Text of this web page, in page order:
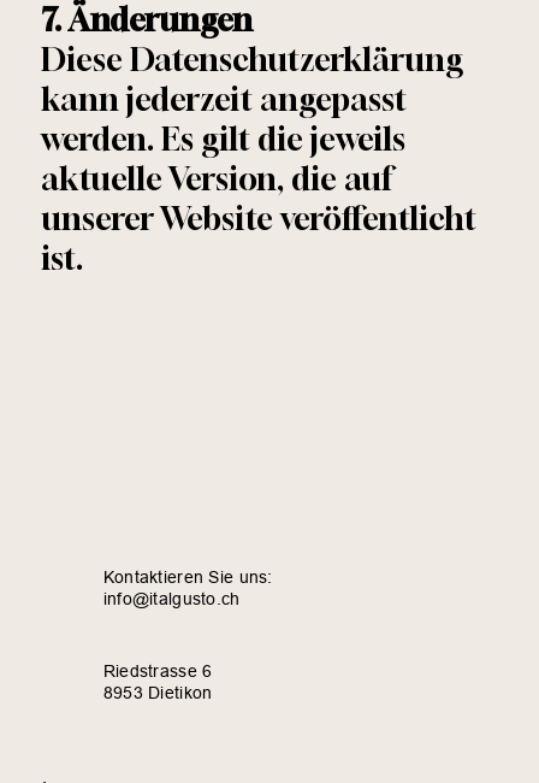
7. Änderungen
Diese Datenschutzerklärung
kann jederzeit angepasst
werden. Es gilt die jeweils
aktuelle Version, die auf
unserer Website veröffentlicht
ist.
Kontaktieren Sie uns:
Riedstrasse 6
8953 Dietikon
info@italgusto.ch